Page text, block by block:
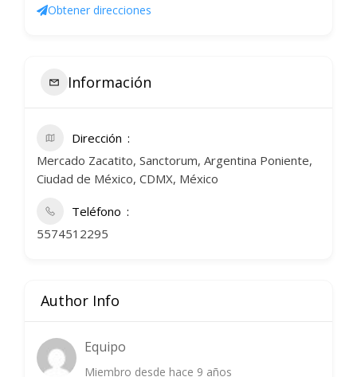
Obtener direcciones
Información
Dirección
Mercado Zacatito, Sanctorum, Argentina Poniente,
Ciudad de México, CDMX, México
Teléfono
5574512295
Author Info
Equipo
Miembro desde hace 9 años